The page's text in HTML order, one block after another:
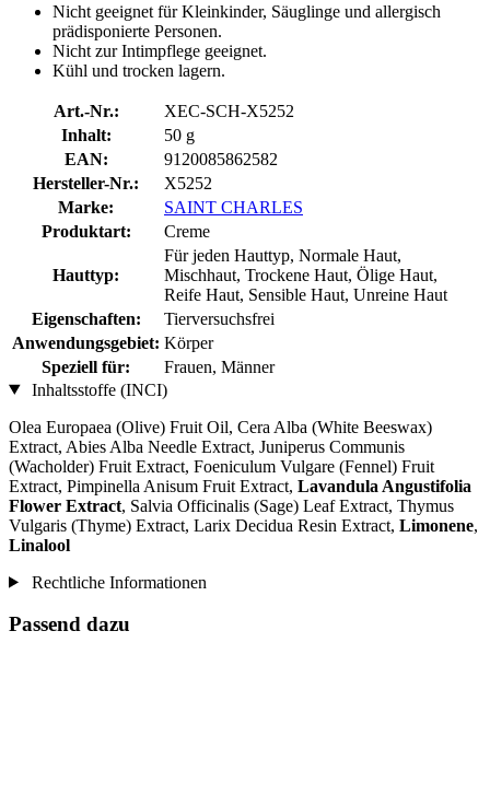
Nicht geeignet für Kleinkinder, Säuglinge und allergisch
prädisponierte Personen.
Nicht zur Intimpflege geeignet.
Kühl und trocken lagern.
Art.-Nr.:
XEC-SCH-X5252
Inhalt:
50 g
EAN:
9120085862582
Hersteller-Nr.:
X5252
Marke:
SAINT CHARLES
Produktart:
Creme
Hauttyp:
Für jeden Hauttyp, Normale Haut,
Mischhaut, Trockene Haut, Ölige Haut,
Reife Haut, Sensible Haut, Unreine Haut
Eigenschaften:
Tierversuchsfrei
Anwendungsgebiet: Körper
Speziell für:
Frauen, Männer
Inhaltsstoffe (INCI)
Olea Europaea (Olive) Fruit Oil, Cera Alba (White Beeswax)
Extract, Abies Alba Needle Extract, Juniperus Communis
(Wacholder) Fruit Extract, Foeniculum Vulgare (Fennel) Fruit
Extract, Pimpinella Anisum Fruit Extract, Lavandula Angustifolia
Flower Extract, Salvia Officinalis (Sage) Leaf Extract, Thymus
Vulgaris (Thyme) Extract, Larix Decidua Resin Extract, Limonene,
Linalool
Rechtliche Informationen
Passend dazu